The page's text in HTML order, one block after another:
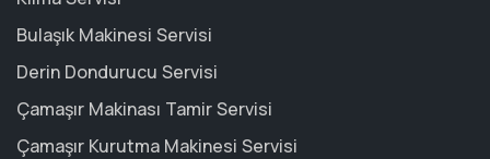
Bulaşık Makinesi Servisi
Derin Dondurucu Servisi
Çamaşır Makinası Tamir Servisi
Çamaşır Kurutma Makinesi Servisi